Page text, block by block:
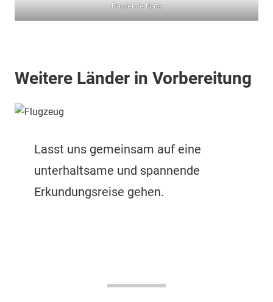
Pastei de Nata
Weitere Länder in Vorbereitung
Lasst uns gemeinsam auf eine
unterhaltsame und spannende
Erkundungsreise gehen.